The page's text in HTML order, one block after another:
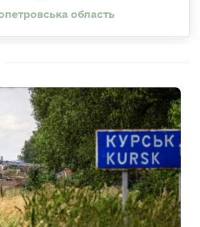
область